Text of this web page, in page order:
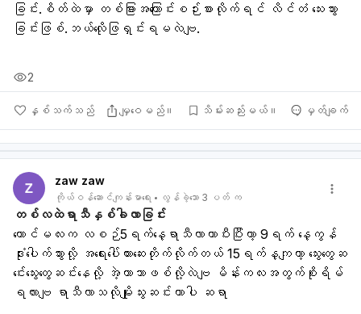
ခြင်း.စိတ်ထဲမှာ တစ်ခြားအကြောင်းစဉ်းစားလိုက်ရင် လိင်တံ သေးသွား
ခြင်းဖြစ်.ဘယ်လိုေဖြရှင်းရမလဲဗျ.
နှစ်သက်သည် မျှဝေမည်။ သိမ်းဆည်းမယ်။ မှတ်ချက်
2
zaw zaw
ကိုယ်ဝန်ဆောင်ကျန်းမာရေး လွန်ခဲ့သော 3 ပတ် က
တစ်လထဲရာသီနှစ်ခါလာခြင်း
ကောင်မလးက လစဉ်5ရက်နေ့ရာသီလာတာပီးပြီးတာ့ 9ရက် နေ့ကွန်
ဒုံးပေါက်သွားလို့ အရေးပေါ်တားဆေးတိုက်လိုက်တယ် 15ရက်န့ကျတာ့ သွေးတွေဆ
င်းေသွေးတွေဆင်းနေလို့ အဲ့တာဘာဖစ်လို့လဲဗျ မိန်းကလးအတွက်စိုးရိမ်
ရလားဗျ ရာသီလာသလိုမျိုးသွးဆင်းတာပါ ဆရာ